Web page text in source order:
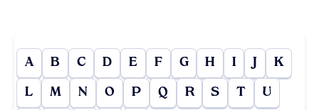
A B C D E F G H I J K
L M N O P Q R S T U